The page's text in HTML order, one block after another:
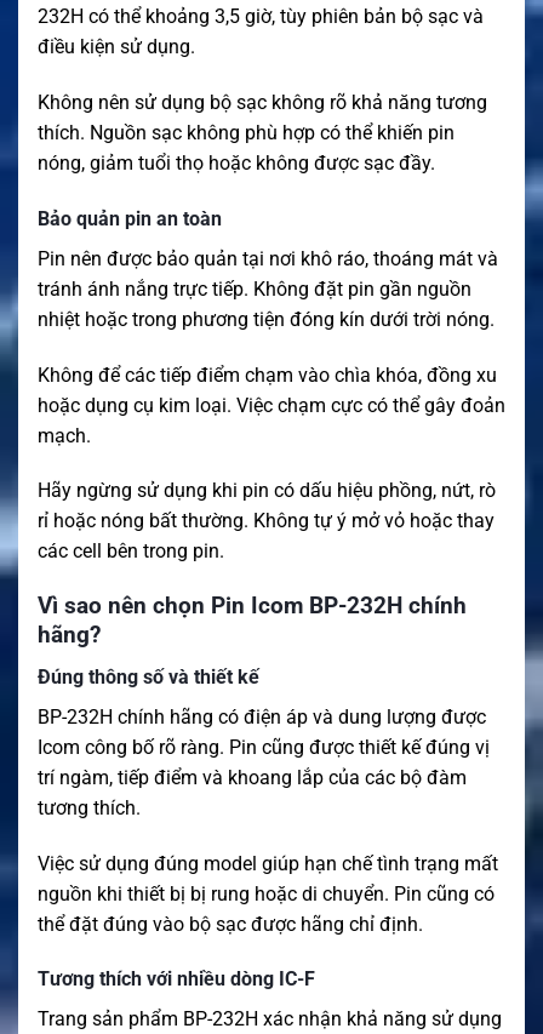
232H có thể khoảng 3,5 giờ, tùy phiên bản bộ sạc và
điều kiện sử dụng.
Không nên sử dụng bộ sạc không rõ khả năng tương
thích. Nguồn sạc không phù hợp có thể khiến pin
nóng, giảm tuổi thọ hoặc không được sạc đầy.
Bảo quản pin an toàn
Pin nên được bảo quản tại nơi khô ráo, thoáng mát và
tránh ánh nắng trực tiếp. Không đặt pin gần nguồn
nhiệt hoặc trong phương tiện đóng kín dưới trời nóng.
Không để các tiếp điểm chạm vào chìa khóa, đồng xu
hoặc dụng cụ kim loại. Việc chạm cực có thể gây đoản
mạch.
Hãy ngừng sử dụng khi pin có dấu hiệu phồng, nứt, rò
rỉ hoặc nóng bất thường. Không tự ý mở vỏ hoặc thay
các cell bên trong pin.
Vì sao nên chọn Pin Icom BP-232H chính
hãng?
Đúng thông số và thiết kế
BP-232H chính hãng có điện áp và dung lượng được
Icom công bố rõ ràng. Pin cũng được thiết kế đúng vị
trí ngàm, tiếp điểm và khoang lắp của các bộ đàm
tương thích.
Việc sử dụng đúng model giúp hạn chế tình trạng mất
nguồn khi thiết bị bị rung hoặc di chuyển. Pin cũng có
thể đặt đúng vào bộ sạc được hãng chỉ định.
Tương thích với nhiều dòng IC-F
Trang sản phẩm BP-232H xác nhận khả năng sử dụng